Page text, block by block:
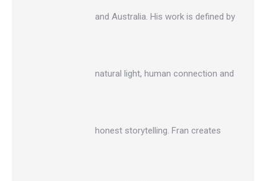
and Australia. His work is defined by
natural light, human connection and
honest storytelling. Fran creates